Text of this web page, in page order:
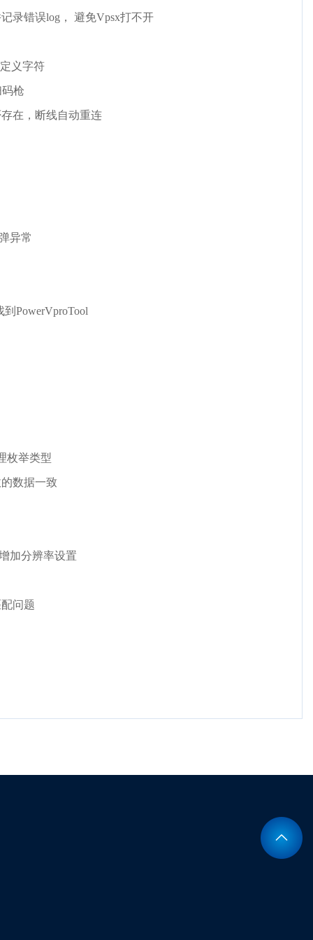
录错误log， 避免Vpsx打不开
义字符
枪
在，断线自动重连
异常
PowerVproTool
枚举类型
数据一致
加分辨率设置
问题